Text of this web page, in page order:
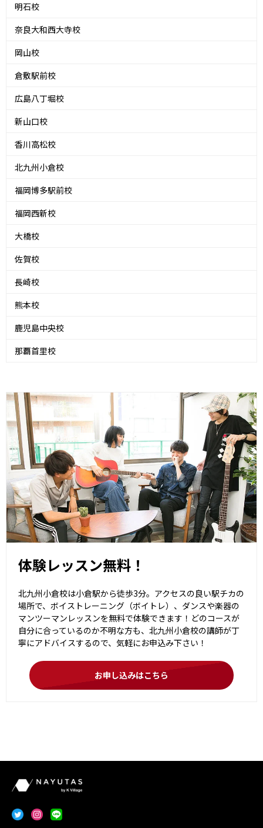
明石校
奈良大和西大寺校
岡山校
倉敷駅前校
広島八丁堀校
新山口校
香川高松校
北九州小倉校
福岡博多駅前校
福岡西新校
大橋校
佐賀校
長崎校
熊本校
鹿児島中央校
那覇首里校
体験レッスン無料！
北九州小倉校は小倉駅から徒歩3分。アクセスの良い駅チカの
場所で、ボイストレーニング（ボイトレ）、ダンスや楽器の
マンツーマンレッスンを無料で体験できます！どのコースが
自分に合っているのか不明な方も、北九州小倉校の講師が丁
寧にアドバイスするので、気軽にお申込み下さい！
お申し込みはこちら